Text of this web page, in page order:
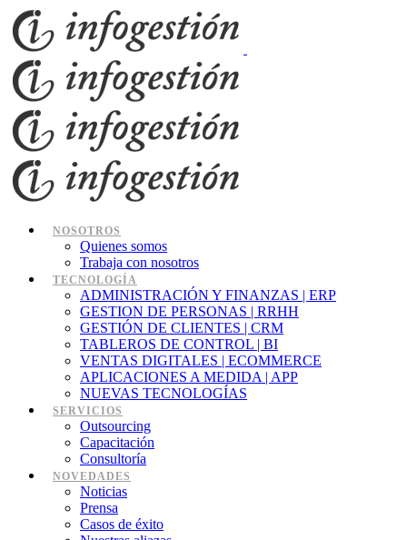
NOSOTROS
Quienes somos
Trabaja con nosotros
TECNOLOGÍA
ADMINISTRACIÓN Y FINANZAS | ERP
GESTION DE PERSONAS | RRHH
GESTIÓN DE CLIENTES | CRM
TABLEROS DE CONTROL | BI
VENTAS DIGITALES | ECOMMERCE
APLICACIONES A MEDIDA | APP
NUEVAS TECNOLOGÍAS
SERVICIOS
Outsourcing
Capacitación
Consultoría
NOVEDADES
Noticias
Prensa
Casos de éxito